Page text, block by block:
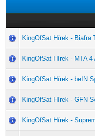
KingOfSat Hírek - Biafra
KingOfSat Hírek - MTA
KingOfSat Hírek - beIN
KingOfSat Hírek - GFN
KingOfSat Hírek -